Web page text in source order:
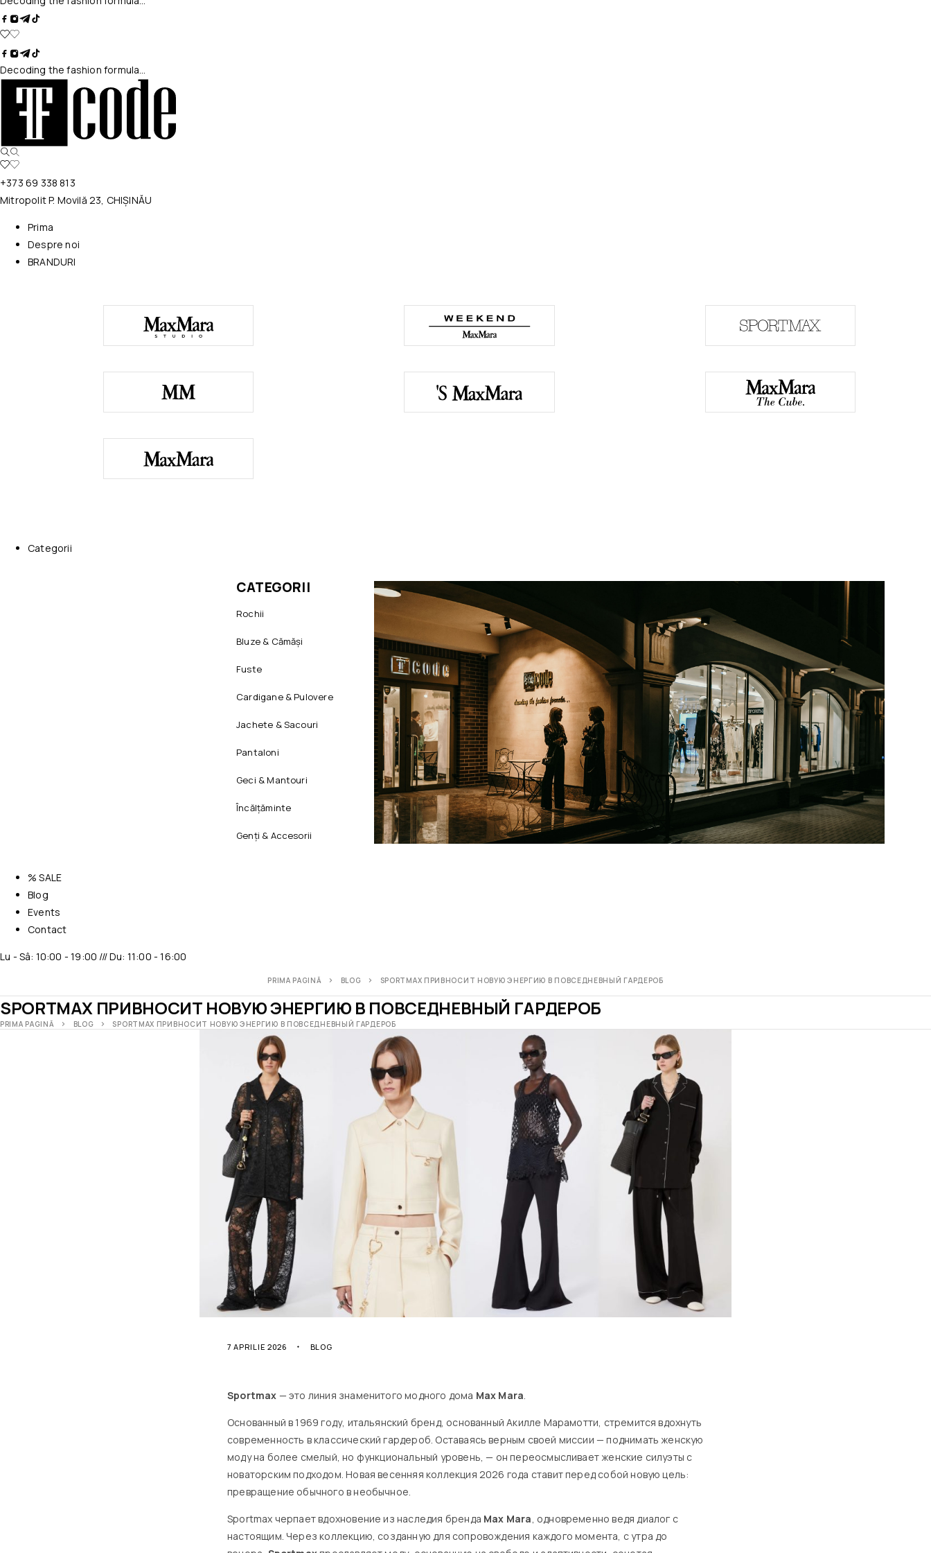
Decoding the fashion formula…
+373 69 338 813
Mitropolit P. Movilă 23, CHIȘINĂU
Prima
Despre noi
BRANDURI
Categorii
CATEGORII
Rochii
Bluze & Cămăși
Fuste
Cardigane & Pulovere
Jachete & Sacouri
Pantaloni
Geci & Mantouri
Încălțăminte
Genți & Accesorii
% SALE
Blog
Events
Contact
Lu - Sâ: 10:00 - 19:00 /// Du: 11:00 - 16:00
PRIMA PAGINĂ BLOG SPORTMAX ПРИВНОСИТ НОВУЮ ЭНЕРГИЮ В ПОВСЕДНЕВНЫЙ ГАРДЕРОБ
SPORTMAX ПРИВНОСИТ НОВУЮ ЭНЕРГИЮ В ПОВСЕДНЕВНЫЙ ГАРДЕРОБ
PRIMA PAGINĂ BLOG SPORTMAX ПРИВНОСИТ НОВУЮ ЭНЕРГИЮ В ПОВСЕДНЕВНЫЙ ГАРДЕРОБ
7 APRILIE 2026 BLOG
Sportmax — это линия знаменитого модного дома Max Mara.
Основанный в 1969 году, итальянский бренд, основанный Акилле Марамотти, стремится вдохнуть
современность в классический гардероб. Оставаясь верным своей миссии — поднимать женскую
моду на более смелый, но функциональный уровень, — он переосмысливает женские силуэты с
новаторским подходом. Новая весенняя коллекция 2026 года ставит перед собой новую цель:
превращение обычного в необычное.
Sportmax черпает вдохновение из наследия бренда Max Mara, одновременно ведя диалог с
настоящим. Через коллекцию, созданную для сопровождения каждого момента, с утра до